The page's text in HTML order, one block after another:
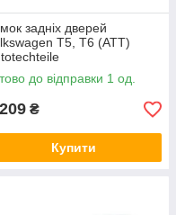
задніх дверей
T5, T6 (ATT)
до відправки 1 од.
₴
Купити